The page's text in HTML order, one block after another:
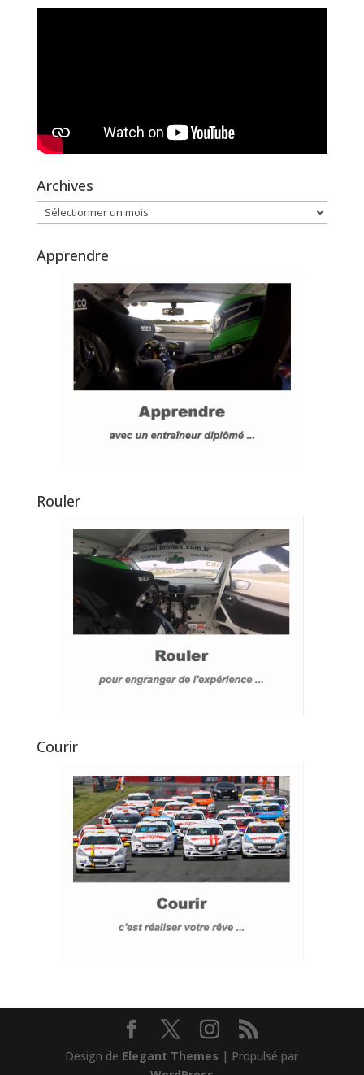
Archives
Archives
Apprendre
Rouler
Courir
Design de Elegant Themes | Propulsé par